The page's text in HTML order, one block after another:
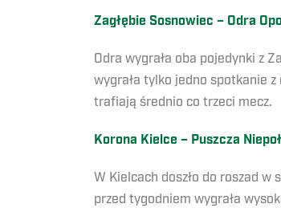
Zagłębie Sosnowiec – Odra
Odra wygrała oba pojedynki z
wygrała tylko jedno spotkanie
trafiają średnio co trzeci mecz.
Korona Kielce – Puszcza
W Kielcach doszło do roszad w
przed tygodniem wygrała